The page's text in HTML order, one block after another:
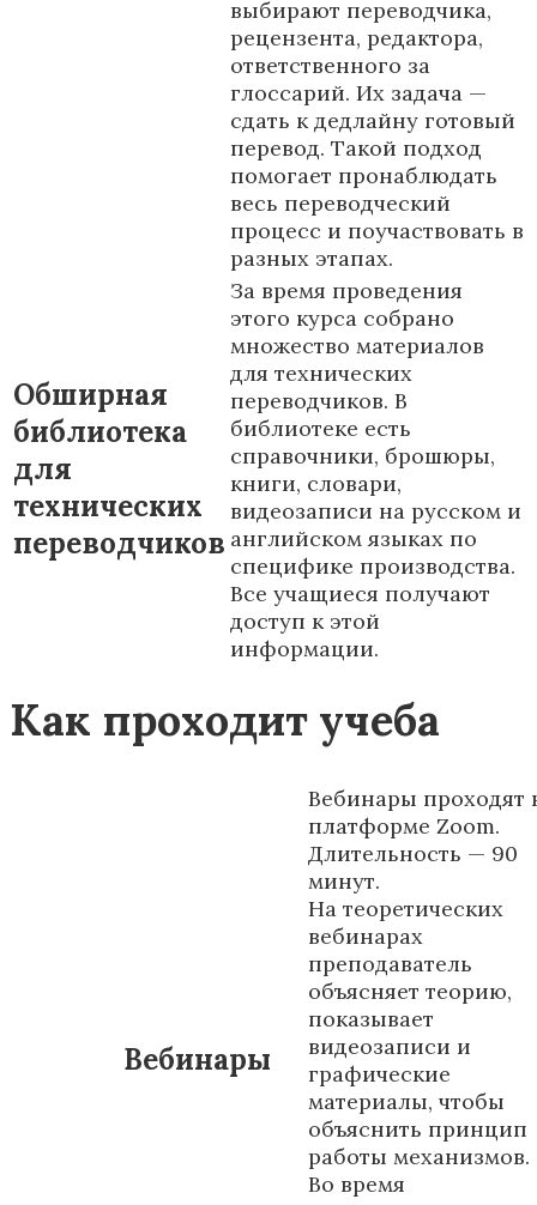
выбирают переводчика,
рецензента, редактора,
ответственного за
глоссарий. Их задача —
сдать к дедлайну готовый
перевод. Такой подход
помогает пронаблюдать
весь переводческий
процесс и поучаствовать в
разных этапах.
Обширная
библиотека
для
технических
переводчиков
За время проведения
этого курса собрано
множество материалов
для технических
переводчиков. В
библиотеке есть
справочники, брошюры,
книги, словари,
видеозаписи на русском и
английском языках по
специфике производства.
Все учащиеся получают
доступ к этой
информации.
Как проходит учеба
Вебинары
Вебинары проходят
платформе Zoom.
Длительность — 90
минут.
На теоретических
вебинарах
преподаватель
объясняет теорию,
показывает
видеозаписи и
графические
материалы, чтобы
объяснить принцип
работы механизмов.
Во время